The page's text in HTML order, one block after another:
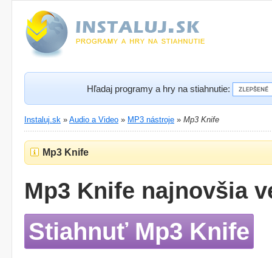
Hľadaj programy a hry na stiahnutie:
Instaluj.sk » Audio a Video » MP3 nástroje » Mp3 Knife
Mp3 Knife
Mp3 Knife najnovšia
Stiahnuť Mp3 Knife